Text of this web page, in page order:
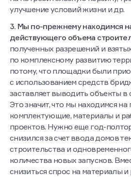
улучшение условий жизни и др.
3. Мы по-прежнему находимся
действующего объема
полученных разрешений и
по комплексному развитию
потому, что площадки были
с использованием средств
заставляет выводить объекты
Это значит, что мы находимся на
комплектующие, материалы и
проектов. Нужно еще год-
снизился за счет ввода домов
строительства и
количества новых запусков.
снизиться спрос на материалы